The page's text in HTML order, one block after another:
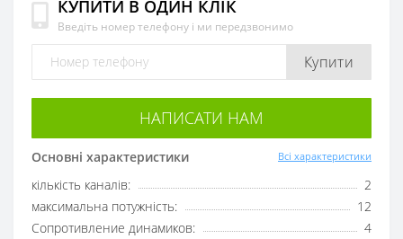
КУПИТИ В ОДИН КЛІК
Введіть номер телефону і ми передзвонимо
Купити
НАПИСАТИ НАМ
Основні характеристики Всі характеристики
кількість каналів:
2
максимальна потужність:
12
Сопротивление динамиков:
4